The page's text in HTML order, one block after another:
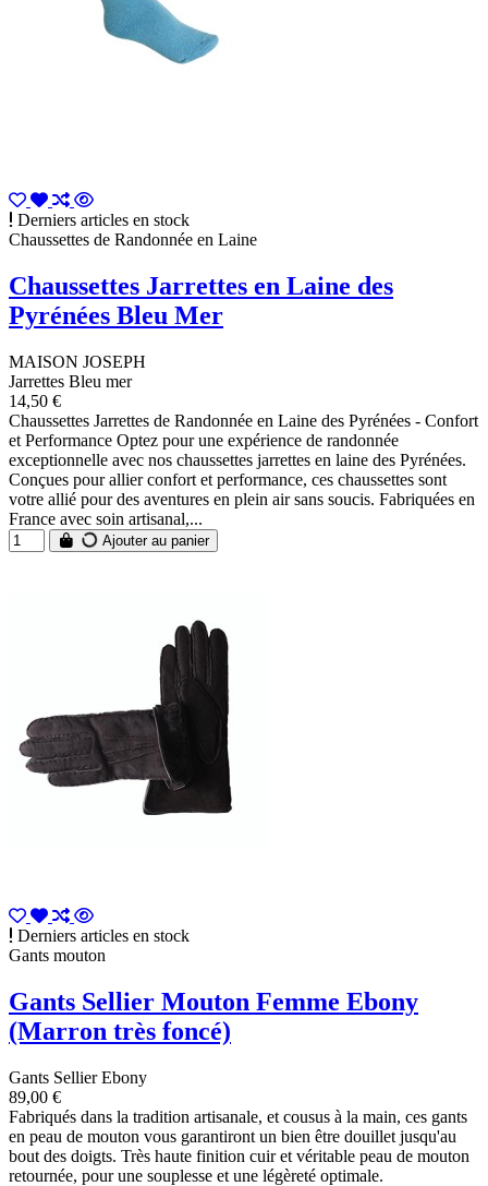
Derniers articles en stock
Chaussettes de Randonnée en Laine
Chaussettes Jarrettes en Laine des
Pyrénées Bleu Mer
MAISON JOSEPH
Jarrettes Bleu mer
14,50 €
Chaussettes Jarrettes de Randonnée en Laine des Pyrénées - Confort
et Performance Optez pour une expérience de randonnée
exceptionnelle avec nos chaussettes jarrettes en laine des Pyrénées.
Conçues pour allier confort et performance, ces chaussettes sont
votre allié pour des aventures en plein air sans soucis. Fabriquées en
France avec soin artisanal,...
Ajouter au panier
Derniers articles en stock
Gants mouton
Gants Sellier Mouton Femme Ebony
(Marron très foncé)
Gants Sellier Ebony
89,00 €
Fabriqués dans la tradition artisanale, et cousus à la main, ces gants
en peau de mouton vous garantiront un bien être douillet jusqu'au
bout des doigts. Très haute finition cuir et véritable peau de mouton
retournée, pour une souplesse et une légèreté optimale.